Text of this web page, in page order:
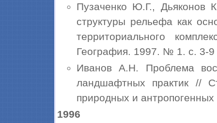
Пузаченко Ю.Г., Дьяконов
структуры рельефа как
территориального
География. 1997. № 1. с. 3-9
Иванов А.Н. Проблема
ландшафтных практик //
природных и
1996